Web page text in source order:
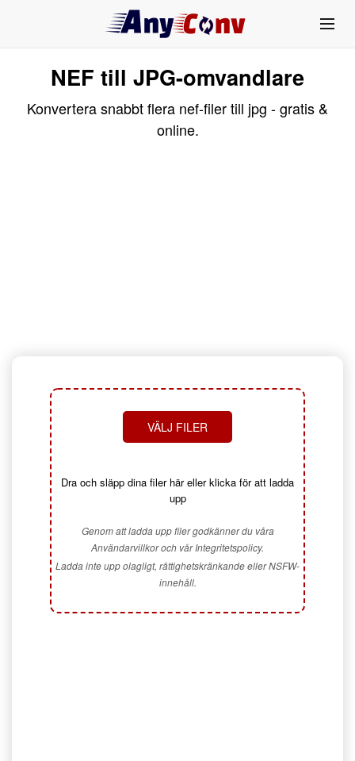
NEF till JPG-omvandlare
Konvertera snabbt flera nef-filer till jpg - gratis &
online.
VÄLJ FILER
Dra och släpp dina filer här eller klicka för att ladda
upp
Genom att ladda upp filer godkänner du våra
Användarvillkor och vår Integritetspolicy.
Ladda inte upp olagligt, rättighetskränkande eller NSFW-
innehåll.